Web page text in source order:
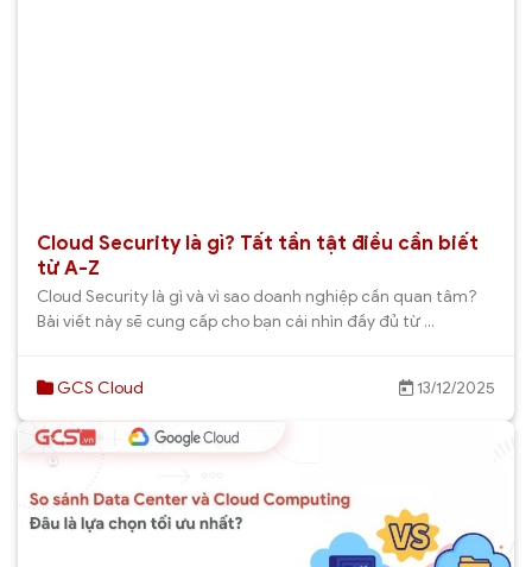
Cloud Security là gì? Tất tần tật điều cần biết
từ A-Z
Cloud Security là gì và vì sao doanh nghiệp cần quan tâm?
Bài viết này sẽ cung cấp cho bạn cái nhìn đầy đủ từ ...
GCS Cloud 13/12/2025